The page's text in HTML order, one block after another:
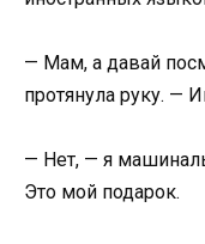
— Мам, а давай
протянула руку. —
— Нет, — я
Это мой подарок.